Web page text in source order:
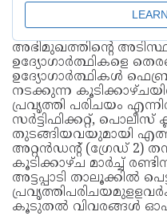
അഭിമുഖത്തിന്റെ
ഉദ്യോഗാർത്ഥികളെ
ഉദ്യോഗാര്‍ത്ഥികള്‍
നടക്കുന്ന
പ്രവൃത്തി പരിചയം
സര്‍ട്ടിഫിക്കറ്റ്, പൊലീസ്
തുടങ്ങിയവയുമായി
അറ്റന്‍ഡന്റ് (ഗ്രേഡ് 2)
കൂടിക്കാഴ്ച മാര്‍ച്ച്
അട്ടപ്പാടി താലൂക്കില്‍
കൂടുതല്‍ വിവരങ്ങള്‍